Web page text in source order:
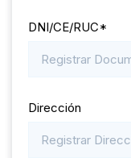
DNI/CE/RUC*
Dirección